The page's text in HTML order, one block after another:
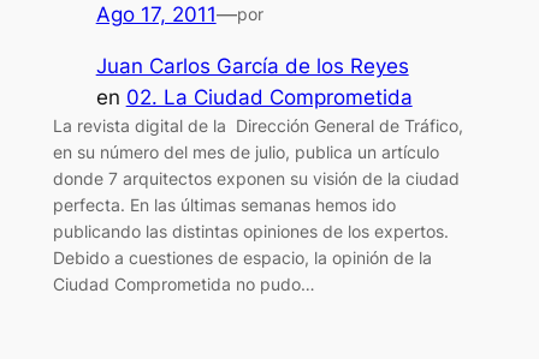
Ago 17, 2011—por
Juan Carlos García de los Reyes
en 02. La Ciudad Comprometida
La revista digital de la Dirección General de Tráfico,
en su número del mes de julio, publica un artículo
donde 7 arquitectos exponen su visión de la ciudad
perfecta. En las últimas semanas hemos ido
publicando las distintas opiniones de los expertos.
Debido a cuestiones de espacio, la opinión de la
Ciudad Comprometida no pudo…